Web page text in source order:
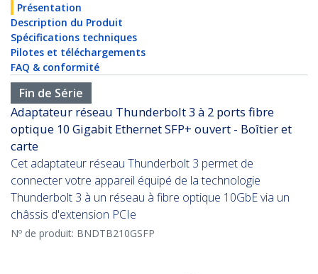
Présentation
Description du Produit
Spécifications techniques
Pilotes et téléchargements
FAQ & conformité
Fin de Série
Adaptateur réseau Thunderbolt 3 à 2 ports fibre
optique 10 Gigabit Ethernet SFP+ ouvert - Boîtier et
carte
Cet adaptateur réseau Thunderbolt 3 permet de
connecter votre appareil équipé de la technologie
Thunderbolt 3 à un réseau à fibre optique 10GbE via un
châssis d'extension PCIe
Nº de produit: BNDTB210GSFP